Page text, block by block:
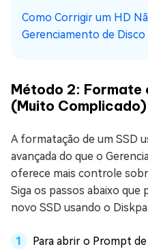
Como Corrigir um HD
Gerenciamento de
Método 2: Formate
(Muito Complicado)
A formatação de um SSD
avançada do que o
oferece mais controle
Siga os passos abaixo
novo SSD usando o
Para abrir o Prompt